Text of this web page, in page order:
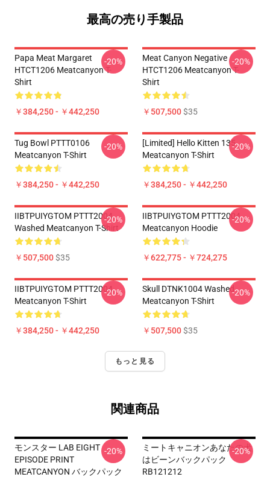
最高の売り手製品
Papa Meat Margaret
HTCT1206 Meatcanyon T-
Shirt
￥384,250 - ￥442,250
-20%
Meat Canyon Negative
HTCT1206 Meatcanyon T-
Shirt
￥507,500$35
-20%
Tug Bowl PTTT0106
Meatcanyon T-Shirt
￥384,250 - ￥442,250
-20%
[Limited] Hello Kitten 135
Meatcanyon T-Shirt
￥384,250 - ￥442,250
-20%
IIBTPUIYGTOM PTTT2004
Washed Meatcanyon T-Shirt
￥507,500$35
-20%
IIBTPUIYGTOM PTTT2004
Meatcanyon Hoodie
￥622,775 - ￥724,275
-20%
IIBTPUIYGTOM PTTT2004
Meatcanyon T-Shirt
￥384,250 - ￥442,250
-20%
Skull DTNK1004 Washed
Meatcanyon T-Shirt
￥507,500$35
-20%
もっと見る
関連商品
モンスター LAB EIGHT
EPISODE PRINT
MEATCANYON バックパック
-20%
ミートキャニオンあなたの犬
はビーンバックパック
RB121212
-20%